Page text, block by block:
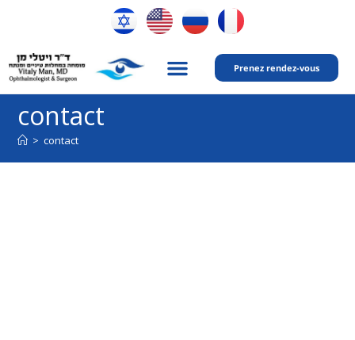
Prenez rendez-vous
contact
> contact